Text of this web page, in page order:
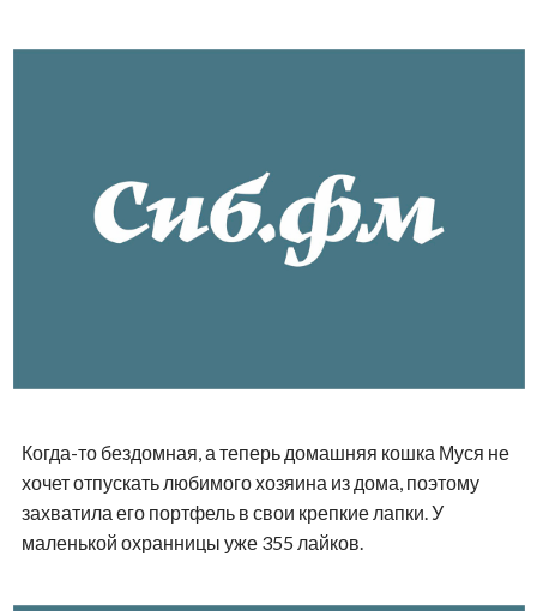
Когда-то бездомная, а теперь домашняя кошка Муся не
хочет отпускать любимого хозяина из дома, поэтому
захватила его портфель в свои крепкие лапки. У
маленькой охранницы уже 355 лайков.